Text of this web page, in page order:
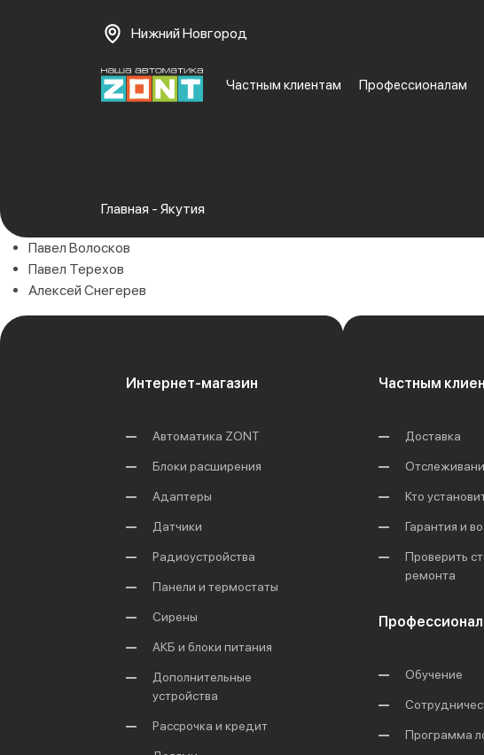
Нижний Новгород
Частным клиентам Профессионалам
Главная - Якутия
Павел Волосков
Павел Терехов
Алексей Снегерев
Интернет-магазин
Автоматика ZONT
Блоки расширения
Адаптеры
Датчики
Радиоустройства
Панели и термостаты
Сирены
АКБ и блоки питания
Дополнительные
устройства
Рассрочка и кредит
Частным
Доставка
Кто
Гарантия и
Проверить
ремонта
Обучение
Программа